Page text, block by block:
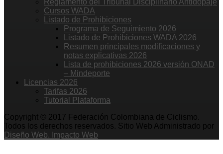
Cursos WADA
Listado de Prohibiciones
Programa de Seguimiento 2026
Listado de Prohibiciones WADA 2026
Resumen principales modificaciones y
notas explicativas 2026
Lista de prohibiciones 2026 versión ONAD
– Mindeporte
Licencias 2026
Tarifas 2026
Tutorial Plataforma
Copyright © 2017 Federación Colombiana de Ciclismo.
Todos los derechos reservados. Sitio Web Administrado por
Diseño Web. Impacto Web